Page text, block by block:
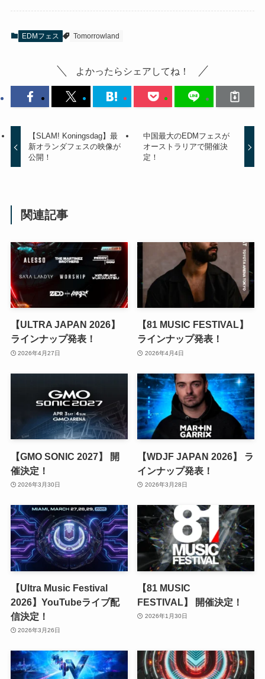
EDMフェス Tomorrowland
よかったらシェアしてね！
【SLAM! Koningsdag】最
新オランダフェスの映像が
公開！
中国最大のEDMフェスが
オーストラリアで開催決
定！
関連記事
【ULTRA JAPAN 2026】
ラインナップ発表！
2026年4月27日
【81 MUSIC FESTIVAL】
ラインナップ発表！
2026年4月4日
【GMO SONIC 2027】 開
催決定！
2026年3月30日
【WDJF JAPAN 2026】 ラ
インナップ発表！
2026年3月28日
【Ultra Music Festival
2026】YouTubeライブ配
信決定！
2026年3月26日
【81 MUSIC
FESTIVAL】 開催決定！
2026年1月30日